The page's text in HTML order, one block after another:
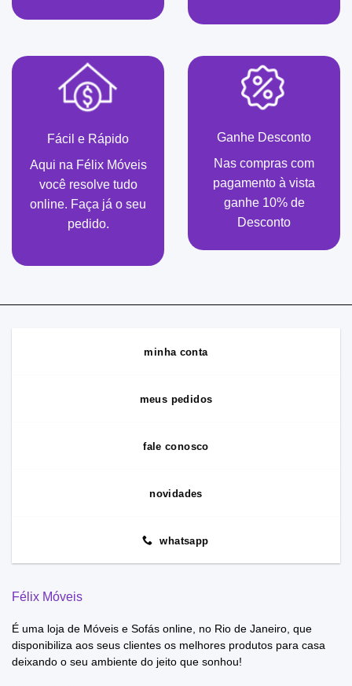
Fácil e Rápido
Aqui na Félix Móveis
você resolve tudo
online. Faça já o seu
pedido.
Ganhe Desconto
Nas compras com
pagamento à vista
ganhe 10% de
Desconto
minha conta
meus pedidos
fale conosco
novidades
whatsapp
Félix Móveis
É uma loja de Móveis e Sofás online, no Rio de Janeiro, que
disponibiliza aos seus clientes os melhores produtos para casa
deixando o seu ambiente do jeito que sonhou!